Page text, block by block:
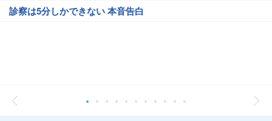
診察は5分しかできない 本音告白